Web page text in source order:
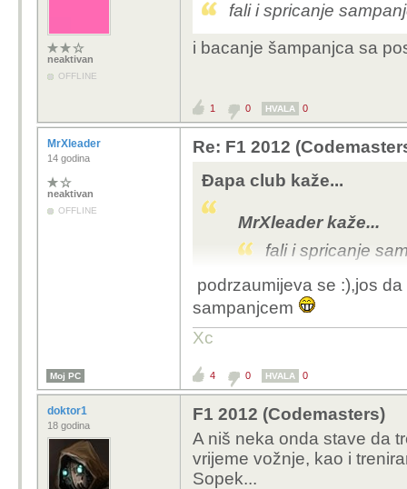
neaktivan
OFFLINE
fali i spricanje
i bacanje šampanjca sa
1 0 HVALA 0
MrXleader
14 godina
neaktivan
OFFLINE
Re: F1 2012
Đapa club kaže...
MrXleader kaže...
fali i spricanje
i bacanje šampanjca
podrzaumijeva se :),jos
sampanjcem
Xc
Moj PC 4 0 HVALA 0
doktor1
18 godina
F1 2012 (Codemasters)
A niš neka onda stave da
vrijeme vožnje, kao i
Sopek...